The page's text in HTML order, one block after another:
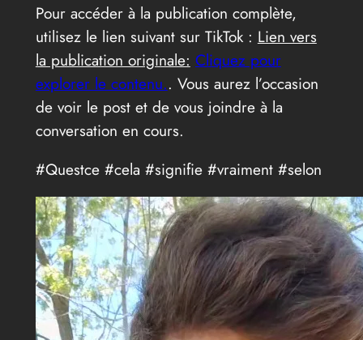
Pour accéder à la publication complète,
utilisez le lien suivant sur TikTok : Lien vers
la publication originale: Cliquez pour
explorer le contenu.. Vous aurez l’occasion
de voir le post et de vous joindre à la
conversation en cours.
#Questce #cela #signifie #vraiment #selon